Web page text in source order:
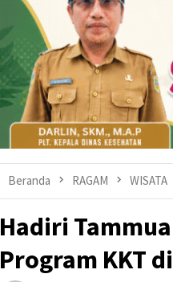
Beranda RAGAM WISATA
Hadiri
Program KKT